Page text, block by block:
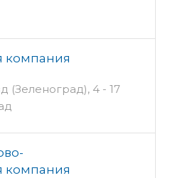
компания
(Зеленоград), 4 - 17
компания